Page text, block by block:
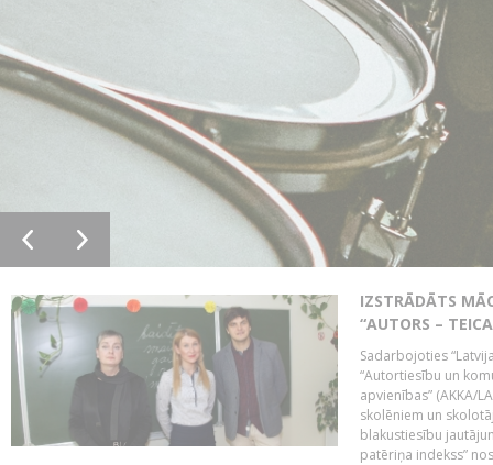
IZSTRĀDĀTS
“AUTORS –
Sadarbojoties
“Autortiesību un
apvienības” (AKKA/
skolēniem un
blakustiesību
patēriņa indekss”